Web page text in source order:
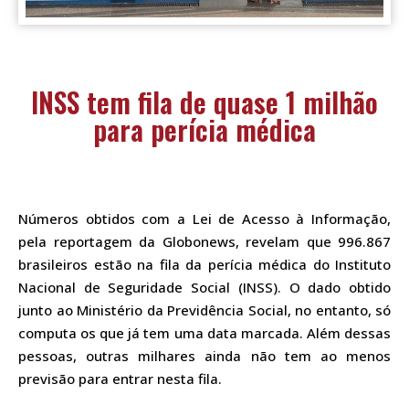
INSS tem fila de quase 1 milhão
para perícia médica
Números obtidos com a Lei de Acesso à Informação,
pela reportagem da Globonews, revelam que 996.867
brasileiros estão na fila da perícia médica do Instituto
Nacional de Seguridade Social (INSS). O dado obtido
junto ao Ministério da Previdência Social, no entanto, só
computa os que já tem uma data marcada. Além dessas
pessoas, outras milhares ainda não tem ao menos
previsão para entrar nesta fila.